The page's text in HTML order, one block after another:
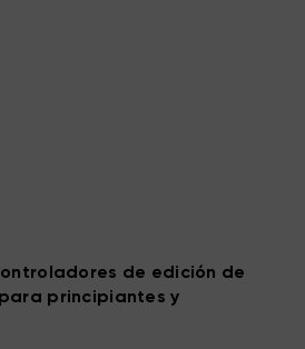
de edición de
principiantes y